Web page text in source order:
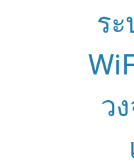
ร
ว